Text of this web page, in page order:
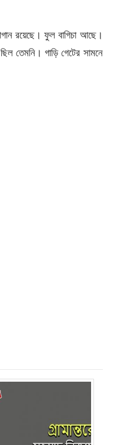
রয়েছে। ফুল বাগিচা আছে।
তেমনি। গাড়ি গেটের সামনে